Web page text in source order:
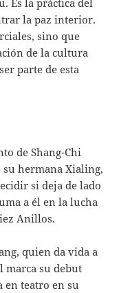
la paz interior.
sino que
de la cultura
parte de esta
de Shang-Chi
hermana Xialing,
si deja de lado
a él en la lucha
Anillos.
quien da vida a
marca su debut
en teatro en su